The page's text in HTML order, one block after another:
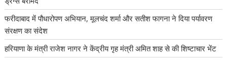
फरीदाबाद में पौधारोपण अभियान, मूलचंद शर्मा और सतीश फागना ने दिया पर्यावरण
संरक्षण का संदेश
हरियाणा के मंत्री राजेश नागर ने केंद्रीय गृह मंत्री अमित शाह से की शिष्टाचार भेंट